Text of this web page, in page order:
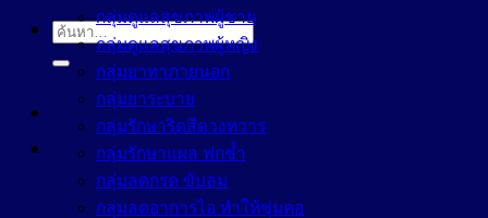
ค้นหา:
กลุ่มดูแลสุขภาพผู้ชาย
กลุ่มดูแลสุขภาพผู้หญิง
กลุ่มยาทาภายนอก
กลุ่มยาระบาย
กลุ่มรักษาริดสีดวงทวาร
กลุ่มรักษาแผล ฟกช้ำ
กลุ่มลดกรด ขับลม
กลุ่มลดอาการไอ ทำให้ชุ่มคอ